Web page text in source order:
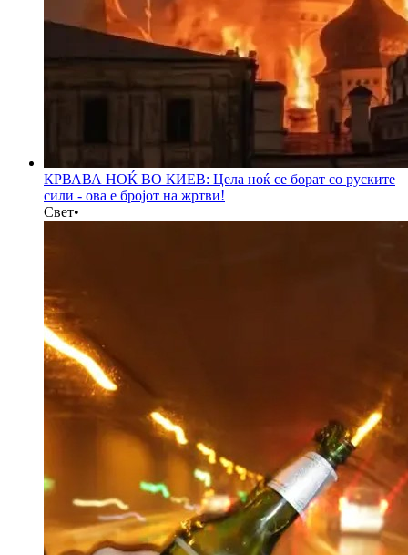
КРВАВА НОЌ ВО КИЕВ: Цела ноќ се борат со руските
сили - ова е бројот на жртви!
Свет•